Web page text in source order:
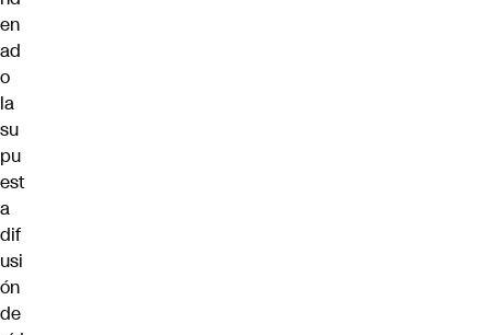
en
ad
o
la
su
pu
est
a
dif
usi
ón
de